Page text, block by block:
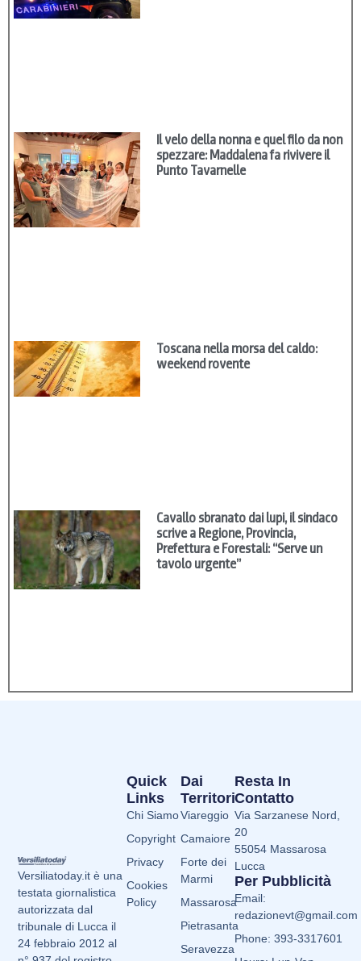
Il velo della nonna e quel filo da non
spezzare: Maddalena fa rivivere il
Punto Tavarnelle
Toscana nella morsa del caldo:
weekend rovente
Cavallo sbranato dai lupi, il sindaco
scrive a Regione, Provincia,
Prefettura e Forestali: “Serve un
tavolo urgente”
Versiliatoday.it è una
testata giornalistica
autorizzata dal
tribunale di Lucca il
24 febbraio 2012 al
Dai
Territori
Viareggio
Camaiore
Forte dei
Marmi
Massarosa
Pietrasanta
Seravezza
Quick
Links
Chi Siamo
Copyright
Privacy
Cookies
Policy
Resta In
Contatto
Via Sarzanese Nord,
20
55054 Massarosa
Lucca
Per Pubblicità
Email:
redazionevt@gmail.com
Phone: 393-3317601